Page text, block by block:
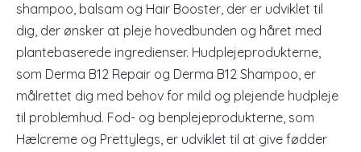
shampoo, balsam og Hair Booster, der er udviklet til
dig, der ønsker at pleje hovedbunden og håret med
plantebaserede ingredienser. Hudplejeprodukterne,
som Derma B12 Repair og Derma B12 Shampoo, er
målrettet dig med behov for mild og plejende hudpleje
til problemhud. Fod- og benplejeprodukterne, som
Hælcreme og Prettylegs, er udviklet til at give fødder